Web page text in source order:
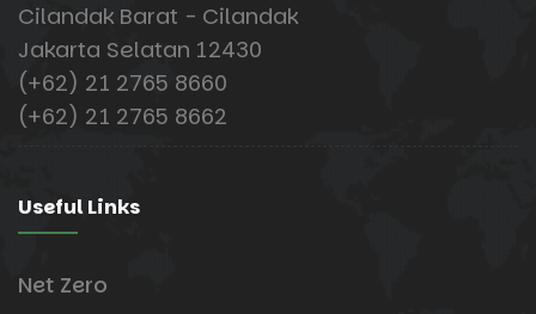
Cilandak Barat - Cilandak
Jakarta Selatan 12430
(+62) 21 2765 8660
(+62) 21 2765 8662
Useful Links
Net Zero